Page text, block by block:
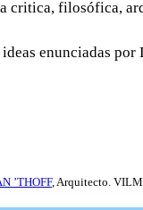
critica, filosófica,
enunciadas
’THOFF, Arquitecto.